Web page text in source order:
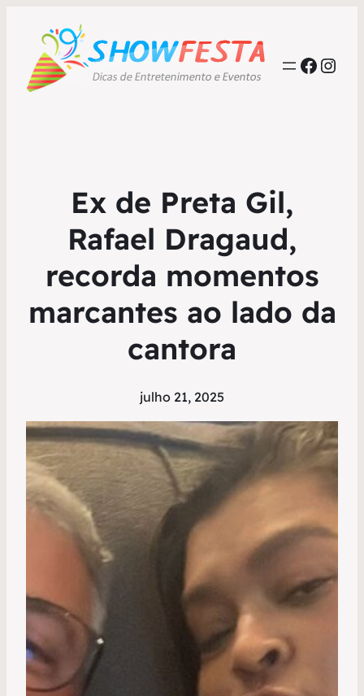
Ex de Preta Gil,
Rafael Dragaud,
recorda momentos
marcantes ao lado da
cantora
julho 21, 2025